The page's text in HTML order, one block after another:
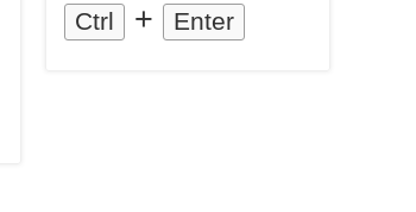
Ctrl + Enter